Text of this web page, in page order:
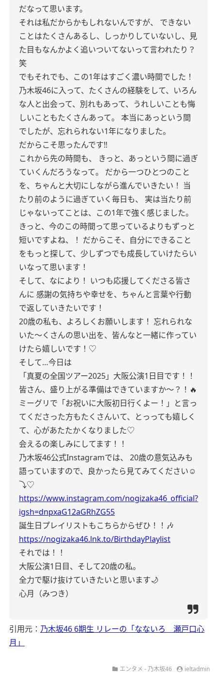
だなって思います。
それは私だからかもしれないんですが、
できない
ことはたくさんあるし、しっかりしていないし、見
た目もなんかよく追いついてないって言われたり？
笑
でもそれでも、この1年はすごく濃い時間でした！
乃木坂46に入って、たくさんの経験をして、いろん
な人と出会って、別れもあって、うれしいことも悔
しいこともたくさんあって。
本当にあっという間
でしたが、忘れられない1年になりました。
だからこそ思ったんです‼️
これから先の時間も、
きっと、あっという間に過ぎ
ていくんだろうなって。
だから一つひとつのこと
を、ちゃんと大切にしながら進んでいきたい！ 当
たり前のように過ぎていく毎日も、
実は当たり前
じゃないってことは、この1年で強く感じました。
きっと、今のこの時間って思っているよりもずっと
短いですよね、！ だからこそ、自分にできること
をもっと探して、少しずつでも成長していけたらい
いなって思います！
そして、なにより！ いつも応援してくださる皆さ
んに 感謝の気持ちや幸せを、ちゃんと言葉や行動
で返していきたいです！
20歳の私も、よろしくお願いします！ 忘れられな
いた〜くさんの思い出を、皆んなと一緒に作ってい
けたら嬉しいです！♡
そして…今日は
「真夏の全国ツアー2025」大阪公演1日目です！！
皆さん、盛り上がる準備はできていますか〜？！🔥
ミーグリで「お祝いに大阪初日行くよー！」と言っ
てくださった方もたくさんいて、とっっても嬉しく
て、心があたたかくなりました♡
会えるの楽しみにしてます！！
乃木坂46公式Instagramでは、
20歳の意気込みも
語っていますので、良かったら見てみてください☺️
⤵︎♡
https://www.instagram.com/nogizaka46_official?
igsh=dnpxaG12aGRhZG55
誕生日プレイリストもこちらからぜひ！！🎶
https://nogizaka46.lnk.to/BirthdayPlaylist
それでは！！
大阪公演1日目、そして20歳の私。
全力で駆け抜けていきたいと思います🌙
心月（みつき）
引用元： 乃木坂46 6期生 リレーの「なないろ 瀬戸口心
月」
エンタメ - 乃木坂46 ieltadmin